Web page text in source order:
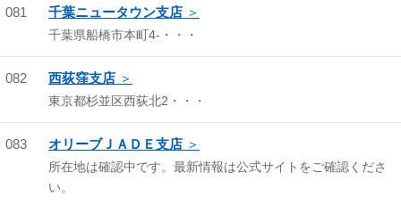
081 千葉ニュータウン支店
千葉県船橋市本町4-・・・
082 西荻窪支店
東京都杉並区西荻北2・・・
083 オリーブＪＡＤＥ支店
所在地は確認中です。最新情報は公式サイトをご確認くださ
い。